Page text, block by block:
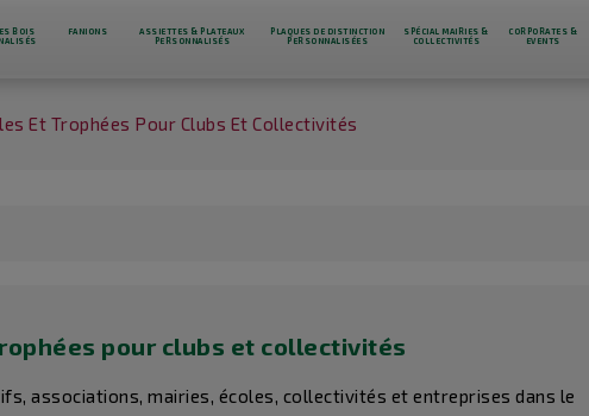
BOIS
FANIONS
ASSIETTES & PLATEAUX
PERSONNALISÉS
PLAQUES DE DISTINCTION
PERSONNALISÉES
SPÉCIAL MAIRIES &
COLLECTIVITÉS
CORPORATES &
EVENTS
Et Trophées Pour Clubs Et Collectivités
pour clubs et collectivités
associations, mairies, écoles, collectivités et entreprises dans le